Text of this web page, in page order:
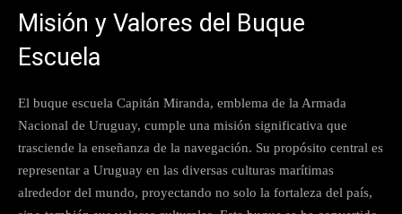
Misión y Valores del Buque
Escuela
El buque escuela Capitán Miranda, emblema de la Armada
Nacional de Uruguay, cumple una misión significativa que
trasciende la enseñanza de la navegación. Su propósito central es
representar a Uruguay en las diversas culturas marítimas
alrededor del mundo, proyectando no solo la fortaleza del país,